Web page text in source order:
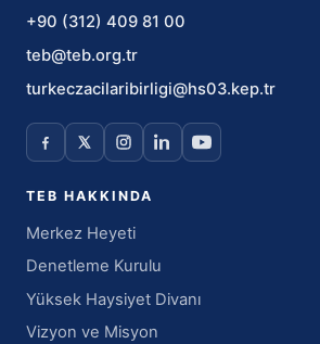
+90 (312) 409 81 00
teb@teb.org.tr
turkeczacilaribirligi@hs03.kep.tr
TEB HAKKINDA
Merkez Heyeti
Denetleme Kurulu
Yüksek Haysiyet Divanı
Vizyon ve Misyon